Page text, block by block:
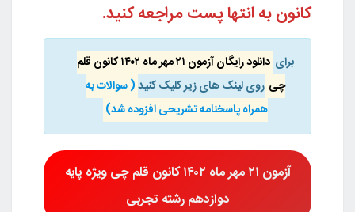
کانون به انتها پست مراجعه کنید.
برای
دانلود رایگان آزمون ۲۱ مهر ماه ۱۴۰۲ کانون قلم
چی روی لینک های زیر کلیک کنید( سوالات به
همراه پاسخنامه تشریحی افزوده شد)
آزمون
ویژه پایه
دوازدهم رشته تجربی